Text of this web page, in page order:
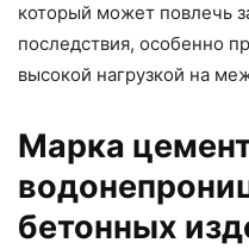
который может повлечь
последствия, особенно
высокой нагрузкой на
Марка
бетонных